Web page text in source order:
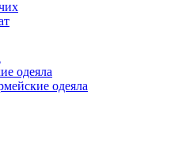
одеяла
одеяла